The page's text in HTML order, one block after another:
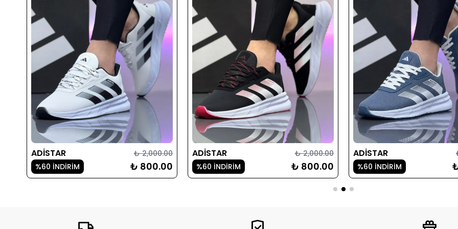
ADİSTAR
%60 İNDİRİM
₺ 2,000.00
₺ 800.00
ADİSTAR
%60 İNDİRİM
₺ 2,000.00
₺ 800.00
ADİSTAR
%60 İNDİRİM